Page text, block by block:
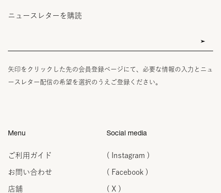
ニュースレターを購読
矢印をクリックした先の会員登録ページにて、必要な情報の入力とニュ
ースレター配信の希望を選択のうえご登録ください。
Menu
ご利用ガイド
お問い合わせ
店舗
Social media
( Instagram )
( Facebook )
( X )